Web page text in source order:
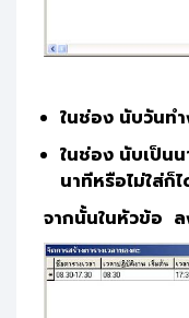
ในช่อง นับวันทำ
ในช่อง นับเป็น
นาทีหรือไม่ใส่ก็
จากนั้นในหัวข้อ ล